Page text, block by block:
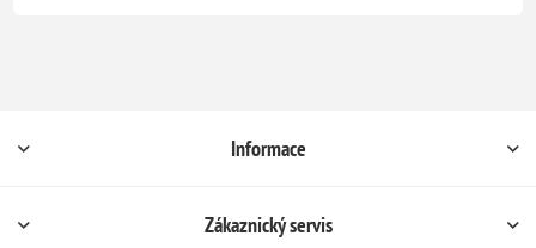
Informace
Zákaznický servis